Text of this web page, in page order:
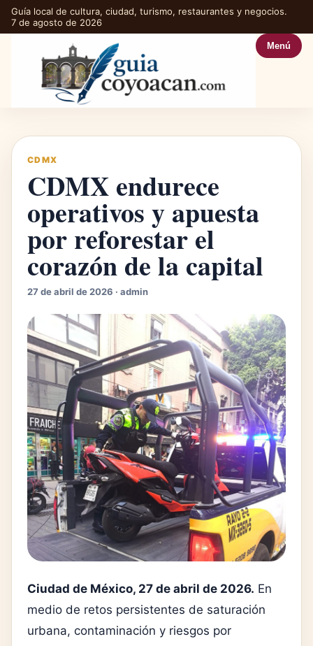
Guía local de cultura, ciudad, turismo, restaurantes y negocios.
7 de agosto de 2026
Menú
CDMX
CDMX endurece
operativos y apuesta
por reforestar el
corazón de la capital
27 de abril de 2026 · admin
Ciudad de México, 27 de abril de 2026. En
medio de retos persistentes de saturación
urbana, contaminación y riesgos por